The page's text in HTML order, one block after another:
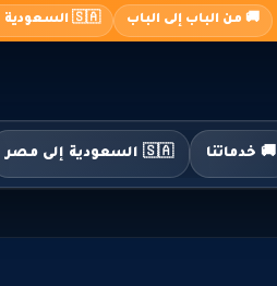
🚚 من الباب إلى الباب 🇸🇦 السعودية ← 🇪🇬 مصر
🚚 خدماتنا 🇸🇦 السعودية إلى مصر